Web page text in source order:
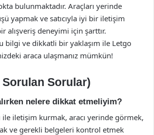
bulunmaktadır. Araçları yerinde
yapmak ve satıcıyla iyi bir iletişim
alışveriş deneyimi için şarttır.
bilgi ve dikkatli bir yaklaşım ile Letgo
araca ulaşmanız mümkün!
Sorulan Sorular)
nelere dikkat etmeliyim?
ile iletişim kurmak, aracı yerinde görmek,
ve gerekli belgeleri kontrol etmek